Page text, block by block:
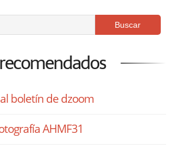
recomendados
boletín de dzoom
AHMF31